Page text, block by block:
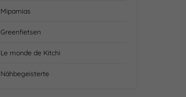
Mipamias
Greenfietsen
Le monde de Kitchi
Nähbegeisterte